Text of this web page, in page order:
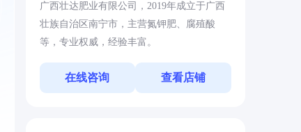
广西壮达肥业有限公司，2019年成立于广西
壮族自治区南宁市，主营氮钾肥、腐殖酸
等，专业权威，经验丰富。
在线咨询 查看店铺